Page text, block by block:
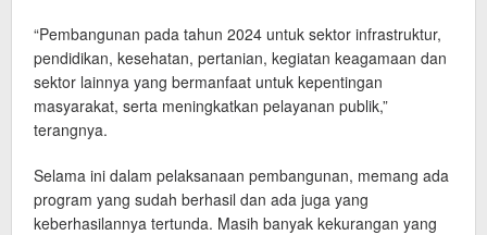
“Pembangunan pada tahun 2024 untuk sektor infrastruktur,
pendidikan, kesehatan, pertanian, kegiatan keagamaan dan
sektor lainnya yang bermanfaat untuk kepentingan
masyarakat, serta meningkatkan pelayanan publik,”
terangnya.
Selama ini dalam pelaksanaan pembangunan, memang ada
program yang sudah berhasil dan ada juga yang
keberhasilannya tertunda. Masih banyak kekurangan yang